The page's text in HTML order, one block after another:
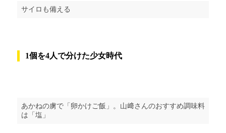
サイロも備える
1個を4人で分けた少女時代
あかねの虜で「卵かけご飯」。山﨑さんのおすすめ調味料
は「塩」